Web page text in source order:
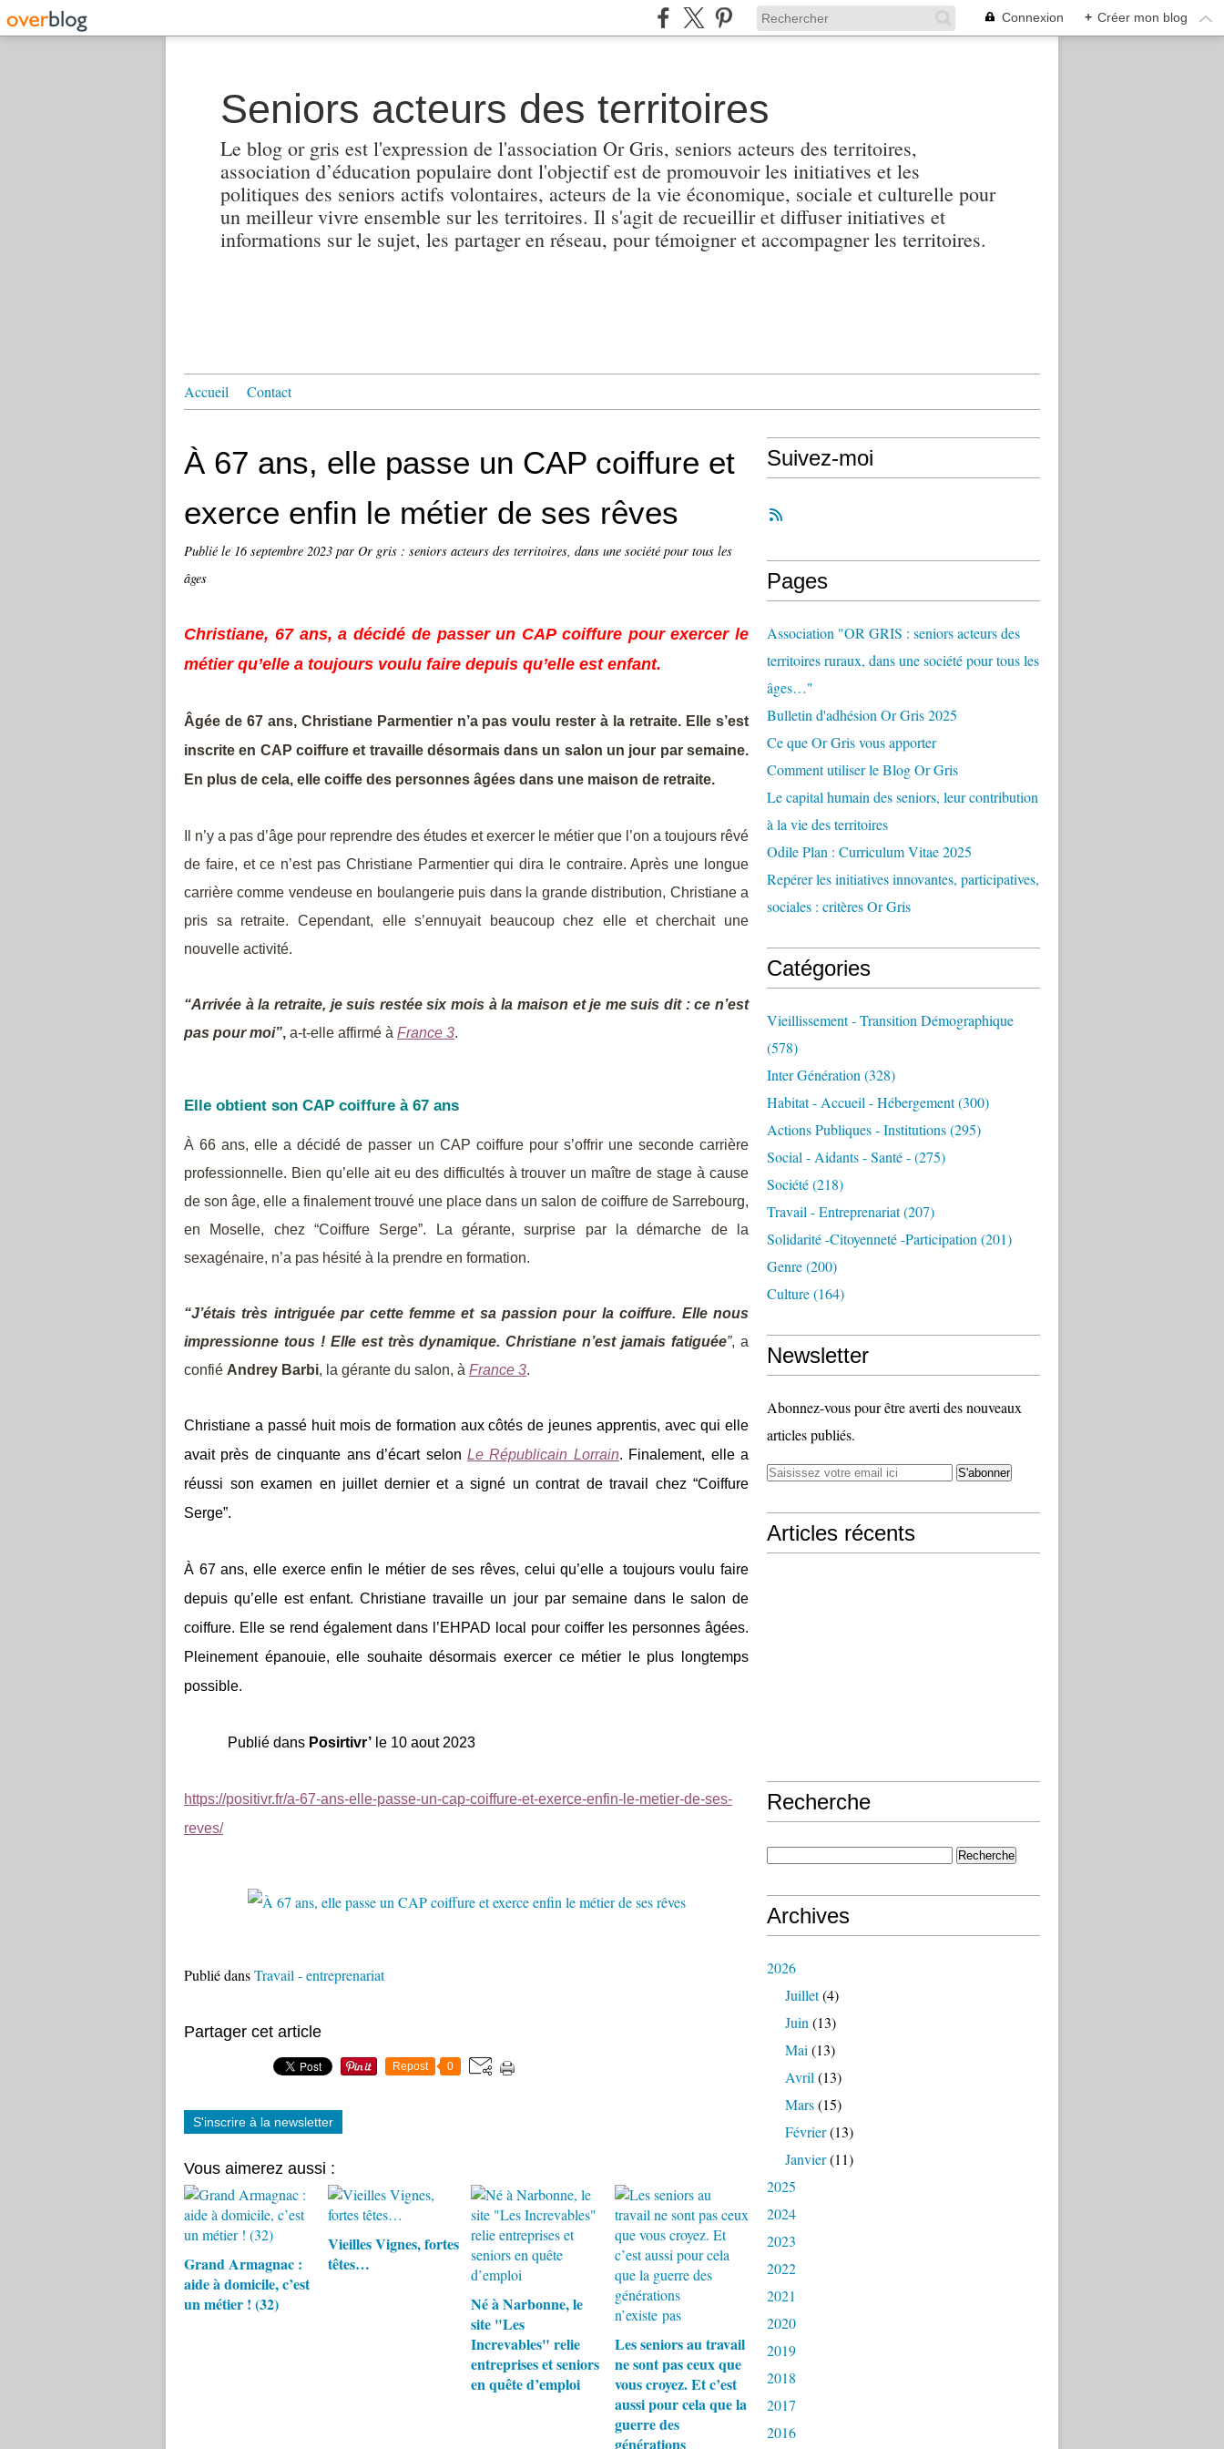
Connexion + Créer mon blog
Seniors acteurs des territoires
Le blog or gris est l'expression de l'association Or Gris, seniors acteurs des territoires,
association d’éducation populaire dont l'objectif est de promouvoir les initiatives et les
politiques des seniors actifs volontaires, acteurs de la vie économique, sociale et culturelle pour
un meilleur vivre ensemble sur les territoires. Il s'agit de recueillir et diffuser initiatives et
informations sur le sujet, les partager en réseau, pour témoigner et accompagner les territoires.
Accueil Contact
À 67 ans, elle passe un CAP coiffure et
exerce enfin le métier de ses rêves
Publié le 16 septembre 2023 par Or gris : seniors acteurs des territoires, dans une société pour tous les
âges
Christiane, 67 ans, a décidé de passer un CAP coiffure pour exercer le
métier qu’elle a toujours voulu faire depuis qu’elle est enfant.
Âgée de 67 ans, Christiane Parmentier n’a pas voulu rester à la retraite. Elle s’est
inscrite en CAP coiffure et travaille désormais dans un salon un jour par semaine.
En plus de cela, elle coiffe des personnes âgées dans une maison de retraite.
Il n’y a pas d’âge pour reprendre des études et exercer le métier que l’on a toujours rêvé
de faire, et ce n’est pas Christiane Parmentier qui dira le contraire. Après une longue
carrière comme vendeuse en boulangerie puis dans la grande distribution, Christiane a
pris sa retraite. Cependant, elle s’ennuyait beaucoup chez elle et cherchait une
nouvelle activité.
“Arrivée à la retraite, je suis restée six mois à la maison et je me suis dit : ce n’est
pas pour moi”, a-t-elle affirmé à France 3.
Elle obtient son CAP coiffure à 67 ans
À 66 ans, elle a décidé de passer un CAP coiffure pour s’offrir une seconde carrière
professionnelle. Bien qu’elle ait eu des difficultés à trouver un maître de stage à cause
de son âge, elle a finalement trouvé une place dans un salon de coiffure de Sarrebourg,
en Moselle, chez “Coiffure Serge”. La gérante, surprise par la démarche de la
sexagénaire, n’a pas hésité à la prendre en formation.
“J’étais très intriguée par cette femme et sa passion pour la coiffure. Elle nous
impressionne tous ! Elle est très dynamique. Christiane n’est jamais fatiguée”, a
confié Andrey Barbi, la gérante du salon, à France 3.
Christiane a passé huit mois de formation aux côtés de jeunes apprentis, avec qui elle
avait près de cinquante ans d’écart selon Le Républicain Lorrain. Finalement, elle a
réussi son examen en juillet dernier et a signé un contrat de travail chez “Coiffure
Serge”.
À 67 ans, elle exerce enfin le métier de ses rêves, celui qu’elle a toujours voulu faire
depuis qu’elle est enfant. Christiane travaille un jour par semaine dans le salon de
coiffure. Elle se rend également dans l’EHPAD local pour coiffer les personnes âgées.
Pleinement épanouie, elle souhaite désormais exercer ce métier le plus longtemps
possible.
Publié dans Posirtivr’ le 10 aout 2023
https://positivr.fr/a-67-ans-elle-passe-un-cap-coiffure-et-exerce-enfin-le-metier-de-ses-
reves/
Publié dansTravail - entreprenariat
Partager cet article
Repost 0
S'inscrire à la newsletter
Vous aimerez aussi :
Grand Armagnac :
aide à domicile, c’est
un métier ! (32)
Vieilles Vignes, fortes
têtes…
Né à Narbonne, le
site "Les
Increvables" relie
entreprises et seniors
en quête d’emploi
Les seniors au travail
ne sont pas ceux que
vous croyez. Et c’est
aussi pour cela que la
guerre des
générations
Suivez-moi
Pages
Association "OR GRIS : seniors acteurs des
territoires ruraux, dans une société pour tous les
âges…"
Bulletin d'adhésion Or Gris 2025
Ce que Or Gris vous apporter
Comment utiliser le Blog Or Gris
Le capital humain des seniors, leur contribution
à la vie des territoires
Odile Plan : Curriculum Vitae 2025
Repérer les initiatives innovantes, participatives,
sociales : critères Or Gris
Catégories
Vieillissement - Transition Démographique
(578)
Inter Génération (328)
Habitat - Accueil - Hébergement(300)
Actions Publiques - Institutions(295)
Social - Aidants - Santé -(275)
Société(218)
Travail - Entreprenariat(207)
Solidarité -citoyenneté -participation (201)
Genre(200)
Culture(164)
Newsletter
Abonnez-vous pour être averti des nouveaux
articles publiés.
Articles récents
Recherche
Archives
2026
Juillet(4)
Juin (13)
Mai (13)
Avril (13)
Mars(15)
Février(13)
Janvier(11)
2025
2024
2023
2022
2021
2020
2019
2018
2017
2016